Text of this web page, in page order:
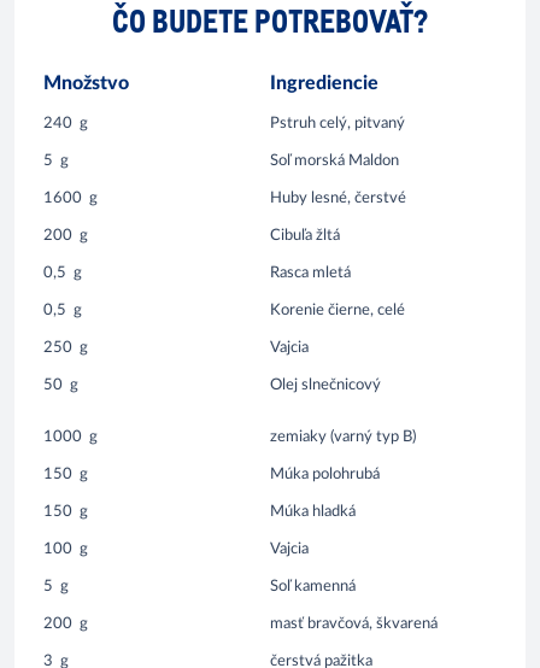
ČO BUDETE POTREBOVAŤ?
Množstvo Ingrediencie
240 g Pstruh celý, pitvaný
5 g Soľ morská Maldon
1600 g Huby lesné, čerstvé
200 g Cibuľa žltá
0,5 g Rasca mletá
0,5 g Korenie čierne, celé
250 g Vajcia
50 g Olej slnečnicový
1000 g zemiaky (varný typ B)
150 g Múka polohrubá
150 g Múka hladká
100 g Vajcia
5 g Soľ kamenná
200 g masť bravčová, škvarená
3 g čerstvá pažitka